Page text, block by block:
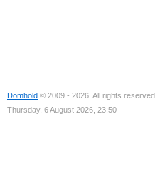
Domhold © 2009 - 2026. All rights reserved.
Thursday, 6 August 2026, 23:50